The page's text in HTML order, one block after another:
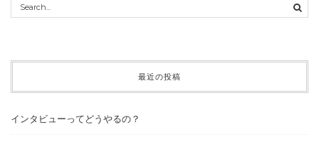
最近の投稿
インタビューってどうやるの？